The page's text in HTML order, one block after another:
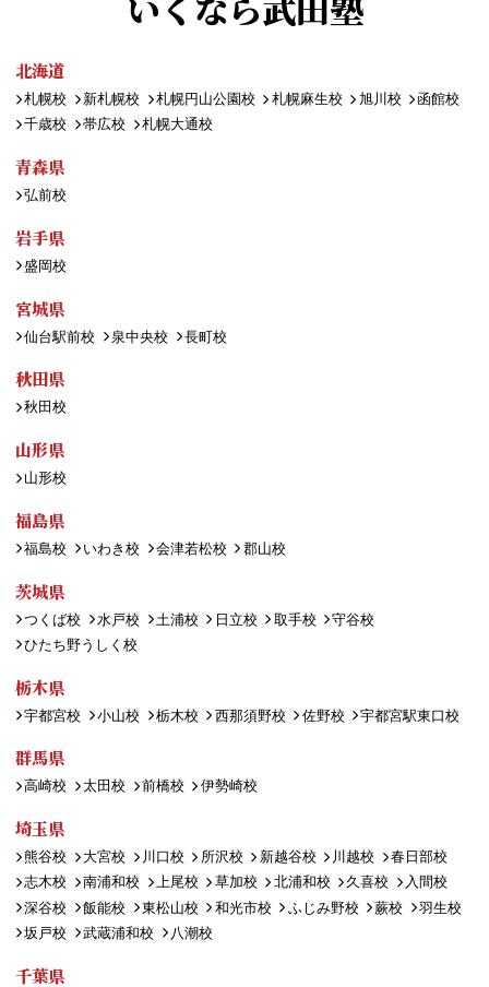
北海道
札幌校 新札幌校 札幌円山公園校 札幌麻生校 旭川校
函館校
千歳校
帯広校 札幌大通校
青森県
弘前校
岩手県
盛岡校
宮城県
仙台駅前校 泉中央校 長町校
秋田県
秋田校
山形県
山形校
福島県
福島校 いわき校 会津若松校 郡山校
茨城県
つくば校 水戸校 土浦校 日立校 取手校
守谷校
ひたち野うしく校
栃木県
宇都宮校 小山校 栃木校 西那須野校 佐野校 宇都宮駅東口校
群馬県
高崎校 太田校 前橋校 伊勢崎校
埼玉県
熊谷校 大宮校 川口校 所沢校 新越谷校 川越校
春日部校
志木校
南浦和校 上尾校 草加校 北浦和校 久喜校
入間校
深谷校
飯能校 東松山校 和光市校 ふじみ野校 蕨校
羽生校
坂戸校
武蔵浦和校 八潮校
千葉県